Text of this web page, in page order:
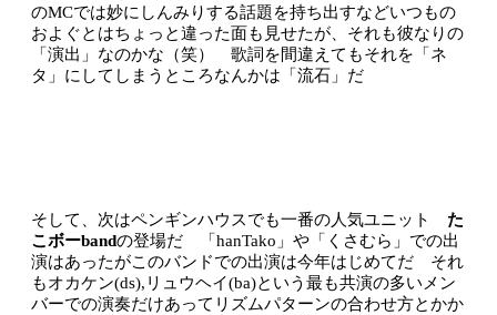
のMCでは妙にしんみりする話題を持ち出すなどいつもの
およぐとはちょっと違った面も見せたが、それも彼なりの
「演出」なのかな（笑） 歌詞を間違えてもそれを「ネ
タ」にしてしまうところなんかは「流石」だ
そして、次はペンギンハウスでも一番の人気ユニット た
こボーbandの登場だ 「hanTako」や「くさむら」での出
演はあったがこのバンドでの出演は今年はじめてだ それ
もオカケン(ds),リュウヘイ(ba)という最も共演の多いメン
バーでの演奏だけあってリズムパターンの合わせ方とかか